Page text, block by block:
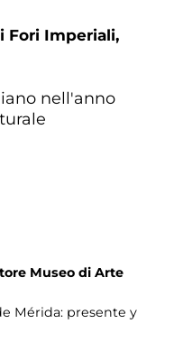
Fori Imperiali,
nell'anno
Museo di Arte
Mérida: presente y